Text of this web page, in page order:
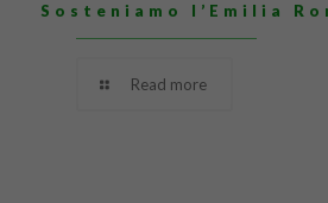
Sosteniamo l’Emilia
Read more